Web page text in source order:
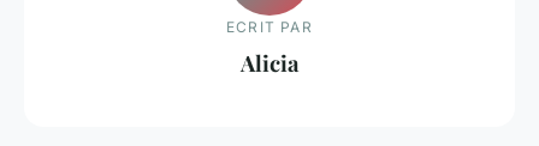
ECRIT PAR
Alicia